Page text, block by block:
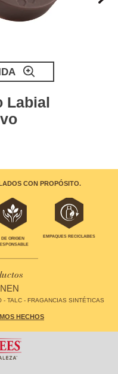
Labial
CON PROPÓSITO.
DE ORIGEN
EMPAQUES RECICLABES
- TALC - FRAGANCIAS SINTÉTICAS
HECHOS